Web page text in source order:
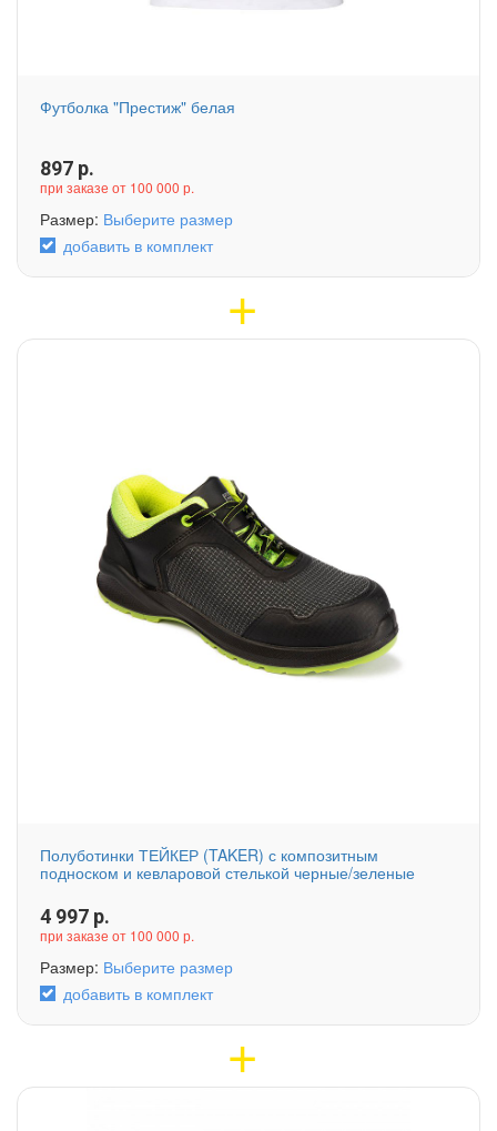
Футболка "Престиж" белая
897 р.
при заказе от 100 000 р.
Размер: Выберите размер
добавить в комплект
Полуботинки ТЕЙКЕР (TAKER) с композитным
подноском и кевларовой стелькой черные/зеленые
4 997 р.
при заказе от 100 000 р.
Размер: Выберите размер
добавить в комплект